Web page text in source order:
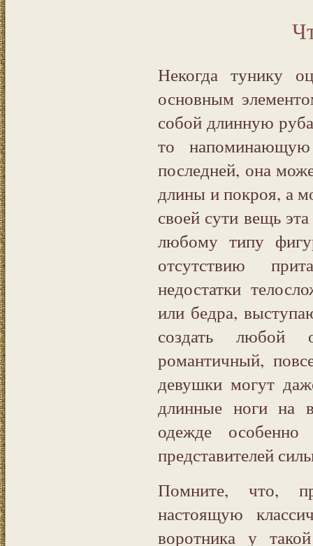
Некогда тунику
основным
собой длинную
то
последней, она
длины и покроя, а
своей сути вещь
любому типу
отсутствию
недостатки
или бедра,
создать любой
романтичный,
девушки могут
длинные ноги на
одежде особенно
представителей
Помните, что,
настоящую
воротника у